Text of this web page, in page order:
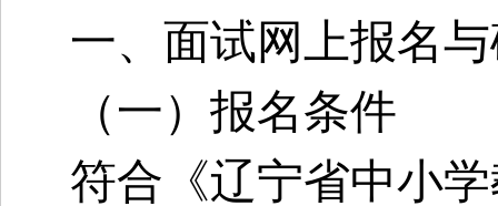
一、面试网上报名
（一）报名条件
符合《辽宁省中小